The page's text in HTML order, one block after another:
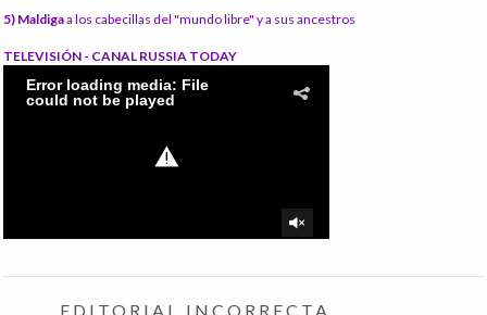
5) Maldigaa los cabecillas del "mundo libre" y a sus ancestros
TELEVISIÓN - CANAL RUSSIA TODAY
EDITORIAL INCORRECTA